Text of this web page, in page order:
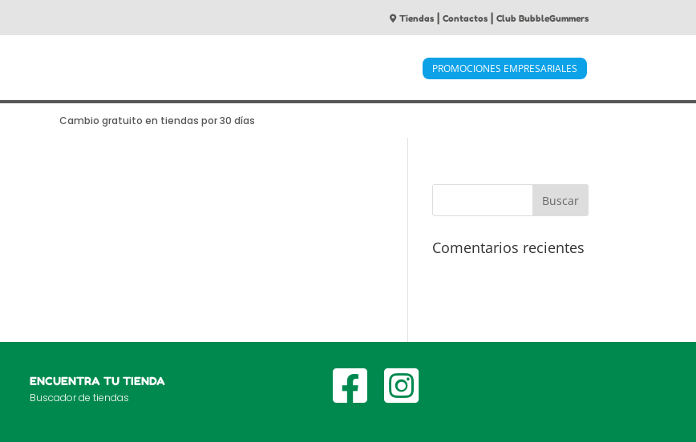
Tiendas| Contactos| Club BubbleGummers
PROMOCIONES EMPRESARIALES
Cambio gratuito en tiendas por 30 días
Comentarios recientes
ENCUENTRA TU TIENDA
Buscador de tiendas